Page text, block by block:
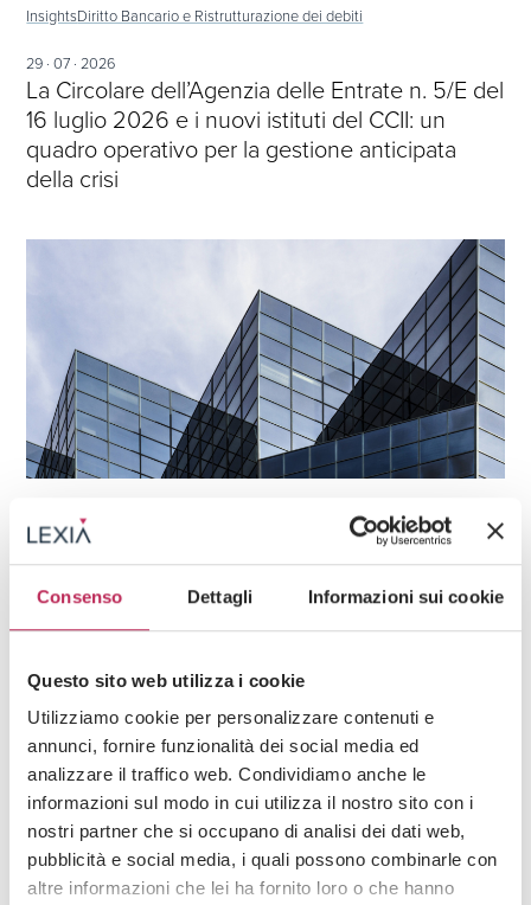
Consenso Dettagli Informazioni sui cookie
Questo sito web utilizza i cookie
Utilizziamo cookie per personalizzare contenuti e
annunci, fornire funzionalità dei social media ed
analizzare il traffico web. Condividiamo anche le
informazioni sul modo in cui utilizza il nostro sito con i
nostri partner che si occupano di analisi dei dati web,
pubblicità e social media, i quali possono combinarle con
altre informazioni che lei ha fornito loro o che hanno
Iscriviti alla newsletter
InsightsDiritto Bancario e Ristrutturazione dei debiti
29 · 07 · 2026
La Circolare dell’Agenzia delle Entrate n. 5/E del
16 luglio 2026 e i nuovi istituti del CCII: un
quadro operativo per la gestione anticipata
della crisi
Diritto Bancario e Ristrutturazione dei debiti
22 · 07 · 2026
La composizione negoziata della crisi: analisi
del recente Decreto Dirigenziale